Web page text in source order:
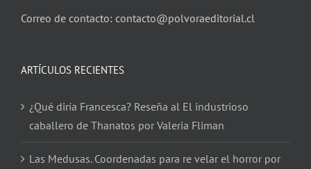
Correo de contacto: contacto@polvoraeditorial.cl
ARTÍCULOS RECIENTES
¿Qué diría Francesca? Reseña al El industrioso
caballero de Thanatos por Valeria Fliman
Las Medusas. Coordenadas para re velar el horror por